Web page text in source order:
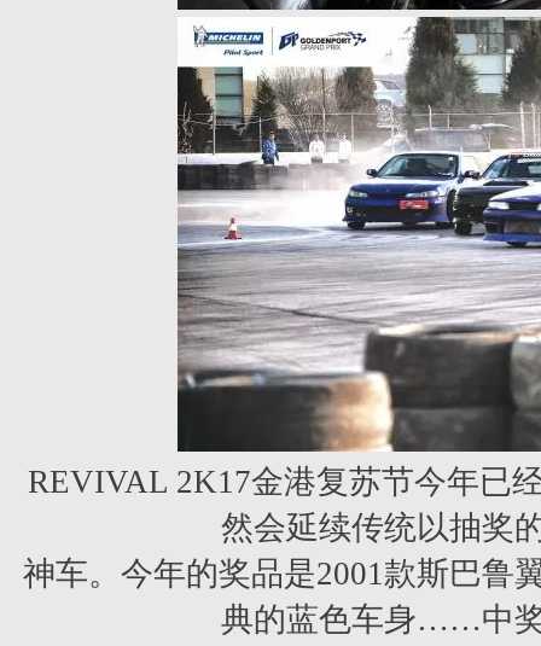
REVIVAL 2K17金港复苏节今年已
然会延续传统以抽奖
神车。今年的奖品是2001款斯巴鲁
典的蓝色车身……中